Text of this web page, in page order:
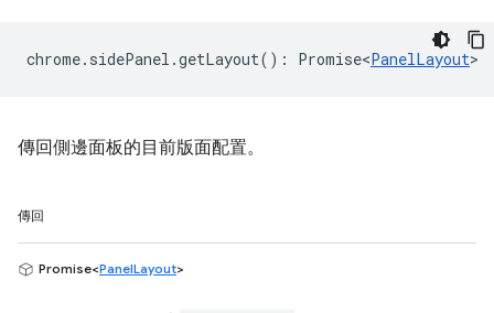
chrome. sidePanel .getLayout() : Promise<PanelLayout>
傳回側邊面板的目前版面配置。
傳回
Promise<PanelLayout>